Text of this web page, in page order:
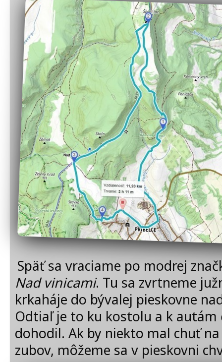
Späť sa vraciame po modrej
Nad vinicami. Tu sa zvrtneme
krkaháje do bývalej pieskovne
Odtiaľ je to ku kostolu a k autám
dohodil. Ak by niekto mal chuť
zubov, môžeme sa v pieskovni